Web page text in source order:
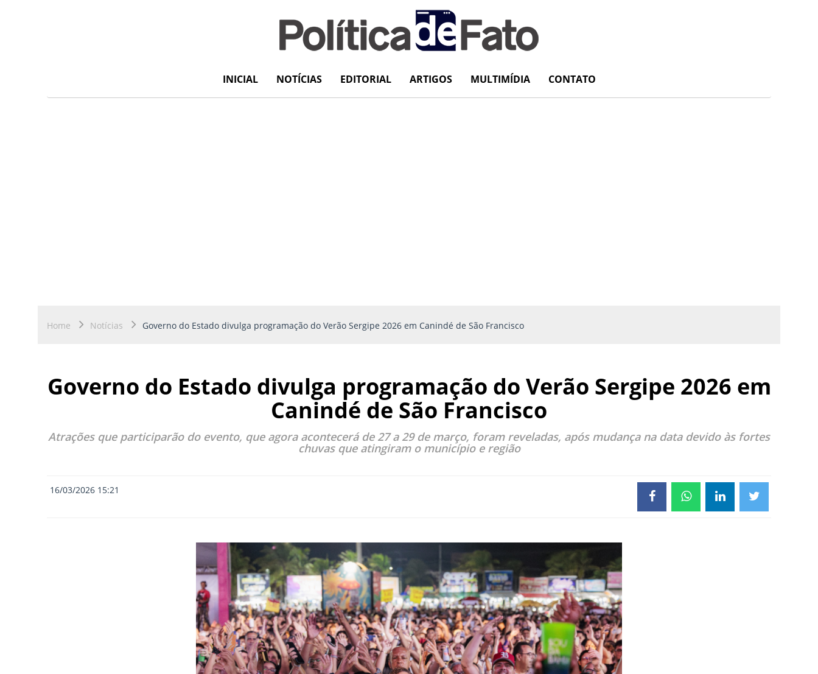
INICIAL NOTÍCIAS EDITORIAL ARTIGOS MULTIMÍDIA CONTATO
Home Notícias Governo do Estado divulga programação do Verão Sergipe 2026 em Canindé de São Francisco
Governo do Estado divulga programação do Verão Sergipe 2026 em
Canindé de São Francisco
Atrações que participarão do evento, que agora acontecerá de 27 a 29 de março, foram reveladas, após mudança na data devido às fortes
chuvas que atingiram o município e região
16/03/2026 15:21